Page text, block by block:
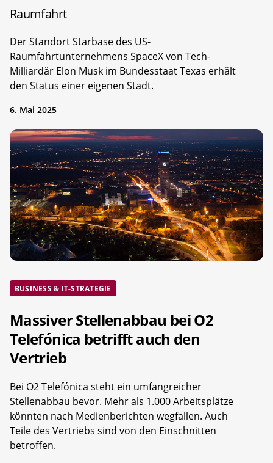
Raumfahrt
Der Standort Starbase des US-
Raumfahrtunternehmens SpaceX von Tech-
Milliardär Elon Musk im Bundesstaat Texas erhält
den Status einer eigenen Stadt.
6. Mai 2025
BUSINESS & IT-STRATEGIE
Massiver Stellenabbau bei O2
Telefónica betrifft auch den
Vertrieb
Bei O2 Telefónica steht ein umfangreicher
Stellenabbau bevor. Mehr als 1.000 Arbeitsplätze
könnten nach Medienberichten wegfallen. Auch
Teile des Vertriebs sind von den Einschnitten
betroffen.